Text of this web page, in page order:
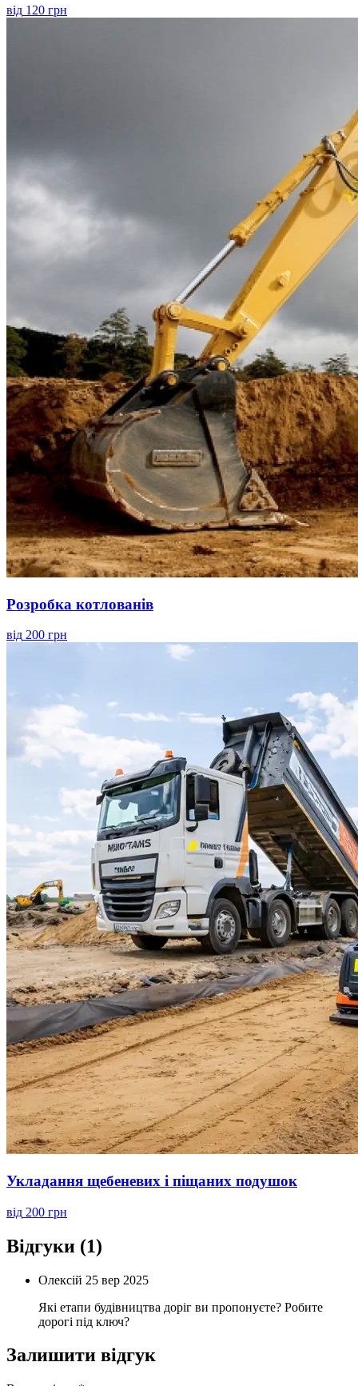
від 120 грн
Розробка котлованів
від 200 грн
Укладання щебеневих і піщаних подушок
від 200 грн
Відгуки (1)
Олексій 25 вер 2025
Які етапи будівництва доріг ви пропонуєте? Робите
дорогі під ключ?
Залишити відгук